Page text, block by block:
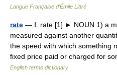
Langue Française d'Émile Littré
rate — Ⅰ. rate [1] ► NOUN 1) a
measured against another
the speed with which something
fixed price paid or charged for
English terms dictionary